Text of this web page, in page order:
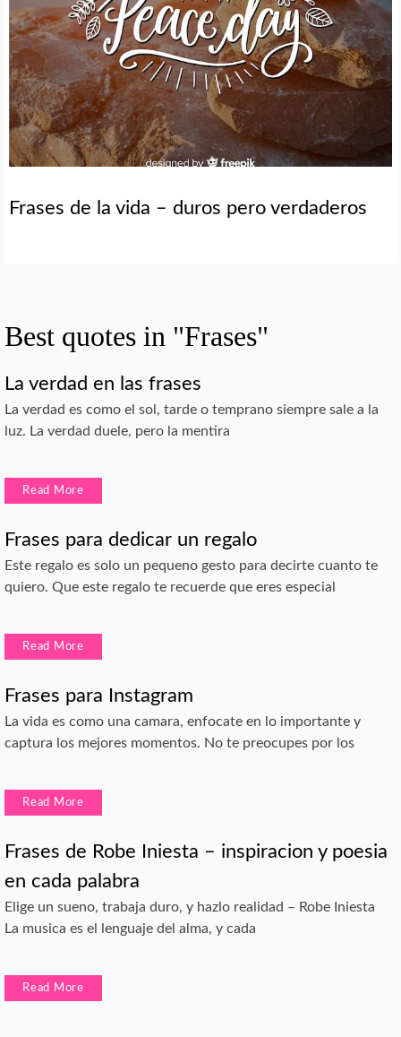
Frases de la vida – duros pero verdaderos
Best quotes in "Frases"
La verdad en las frases
La verdad es como el sol, tarde o temprano siempre sale a la
luz. La verdad duele, pero la mentira
Read More
Frases para dedicar un regalo
Este regalo es solo un pequeno gesto para decirte cuanto te
quiero. Que este regalo te recuerde que eres especial
Read More
Frases para Instagram
La vida es como una camara, enfocate en lo importante y
captura los mejores momentos. No te preocupes por los
Read More
Frases de Robe Iniesta – inspiracion y poesia
en cada palabra
Elige un sueno, trabaja duro, y hazlo realidad – Robe Iniesta
La musica es el lenguaje del alma, y cada
Read More